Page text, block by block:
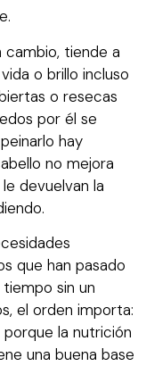
cambio, tiende a
o brillo incluso
o resecas
por él se
hay
no mejora
devuelvan la
que han pasado
sin un
el orden importa:
la nutrición
una buena base